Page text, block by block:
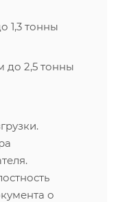
1,3 тонны
до 2,5 тонны
о